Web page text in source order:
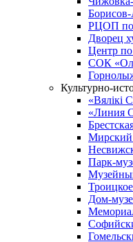
РЦОП по
Дворец
Центр
СОК
Культурно-
«Вялікі
«Линия
Мирский
Парк-
Дом-